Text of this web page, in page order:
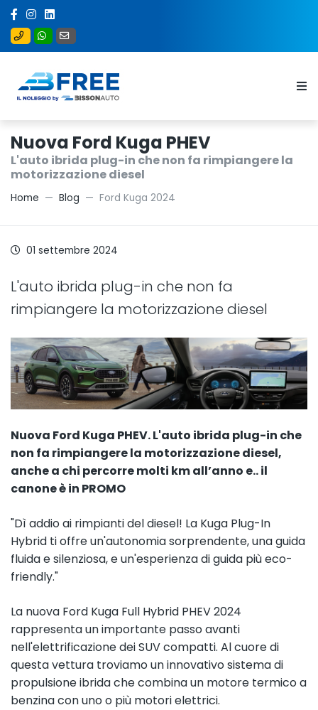
Nuova Ford Kuga PHEV
L'auto ibrida plug-in che non fa rimpiangere la
motorizzazione diesel
Home Blog Ford Kuga 2024
01 settembre 2024
L'auto ibrida plug-in che non fa
rimpiangere la motorizzazione diesel
Nuova Ford Kuga PHEV. L'auto ibrida plug-in che
non fa rimpiangere la motorizzazione diesel,
anche a chi percorre molti km all’anno e.. il
canone è in PROMO
"Dì addio ai rimpianti del diesel! La Kuga Plug-In
Hybrid ti offre un'autonomia sorprendente, una guida
fluida e silenziosa, e un'esperienza di guida più eco-
friendly."
La nuova Ford Kuga Full Hybrid PHEV 2024
rappresenta un importante passo avanti
nell'elettrificazione dei SUV compatti. Al cuore di
questa vettura troviamo un innovativo sistema di
propulsione ibrida che combina un motore termico a
benzina con uno o più motori elettrici.